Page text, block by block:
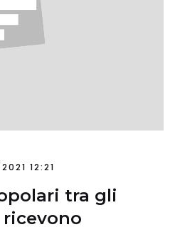
12:21
tra gli